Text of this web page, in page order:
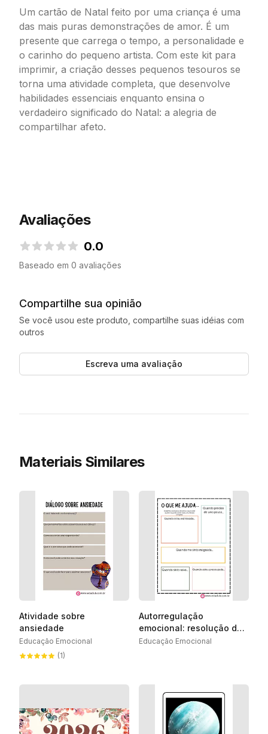
Um cartão de Natal feito por uma criança é uma
das mais puras demonstrações de amor. É um
presente que carrega o tempo, a personalidade e
o carinho do pequeno artista. Com este kit para
imprimir, a criação desses pequenos tesouros se
torna uma atividade completa, que desenvolve
habilidades essenciais enquanto ensina o
verdadeiro significado do Natal: a alegria de
compartilhar afeto.
Avaliações
0.0
Baseado em 0 avaliações
Compartilhe sua opinião
Se você usou este produto, compartilhe suas idéias com
outros
Escreva uma avaliação
Materiais Similares
Atividade sobre
ansiedade
Educação Emocional
(1)
Autorregulação
emocional: resolução de
problemas
Educação Emocional